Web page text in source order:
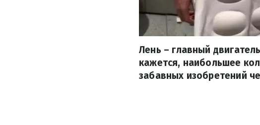
Лень – главный
кажется, наибольшее
забавных изобретений